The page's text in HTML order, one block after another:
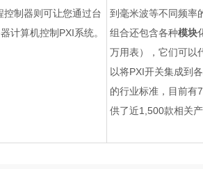
控制器则可让您通过台
计算机控制PXI系统。
到毫米波等不同频率
组合还包含各种模块
万用表），它们可以
以将PXI开关集成到
的行业标准，目前有
供了近1,500款相关产